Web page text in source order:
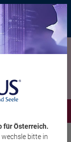
, gültig bis
für Österreich.
wechsle bitte in